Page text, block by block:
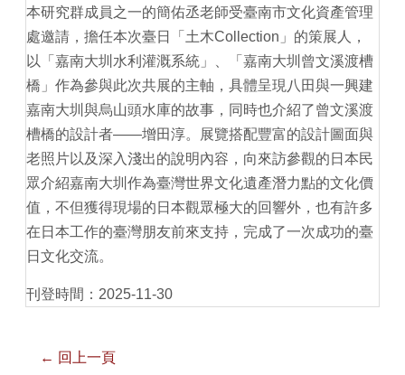
本研究群成員之一的簡佑丞老師受臺南市文化資產管理
處邀請，擔任本次臺日「土木Collection」的策展人，
以「嘉南大圳水利灌溉系統」、「嘉南大圳曾文溪渡槽
橋」作為參與此次共展的主軸，具體呈現八田與一興建
嘉南大圳與烏山頭水庫的故事，同時也介紹了曾文溪渡
槽橋的設計者——增田淳。展覽搭配豐富的設計圖面與
老照片以及深入淺出的說明內容，向來訪參觀的日本民
眾介紹嘉南大圳作為臺灣世界文化遺產潛力點的文化價
值，不但獲得現場的日本觀眾極大的回響外，也有許多
在日本工作的臺灣朋友前來支持，完成了一次成功的臺
日文化交流。
刊登時間：2025-11-30
← 回上一頁